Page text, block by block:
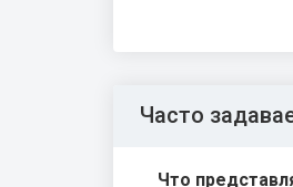
Часто
Что